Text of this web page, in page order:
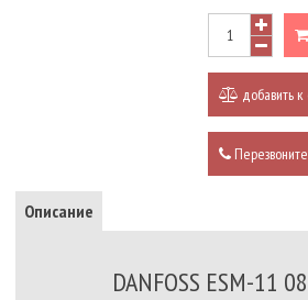
добавить
Перезвоните
Описание
DANFOSS ESM-11